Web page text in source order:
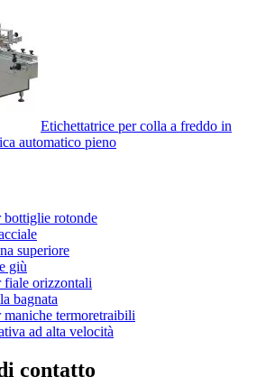
Etichettatrice per colla a freddo in
automatico pieno
bottiglie rotonde
superiore
giù
fiale orizzontali
bagnata
maniche termoretraibili
ad alta velocità
contatto